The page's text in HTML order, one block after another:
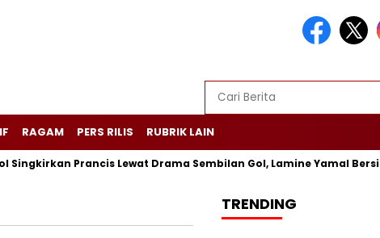
RAGAM PERS RILIS RUBRIK LAIN
Prancis Lewat Drama Sembilan Gol, Lamine Yamal Bersinar
TRENDING